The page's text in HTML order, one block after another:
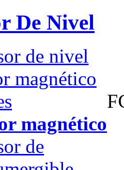
De Nivel
magnético